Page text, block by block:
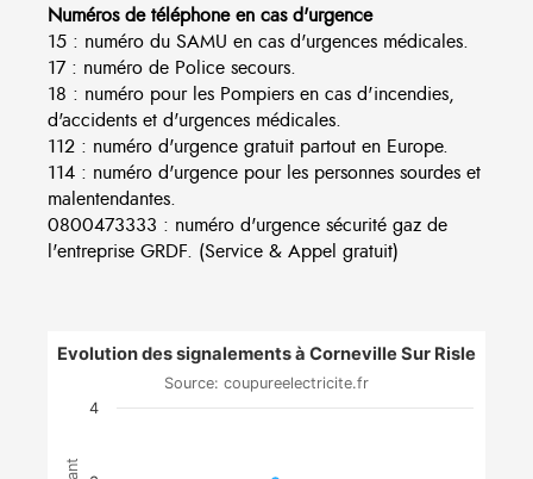
Numéros de téléphone en cas d'urgence
15 : numéro du SAMU en cas d'urgences médicales.
17 : numéro de Police secours.
18 : numéro pour les Pompiers en cas d'incendies,
d'accidents et d'urgences médicales.
112 : numéro d'urgence gratuit partout en Europe.
114 : numéro d'urgence pour les personnes sourdes et
malentendantes.
0800473333 : numéro d'urgence sécurité gaz de
l'entreprise GRDF. (Service & Appel gratuit)
Evolution des signalements à Corneville Sur Risle
Source: coupureelectricite.fr
4